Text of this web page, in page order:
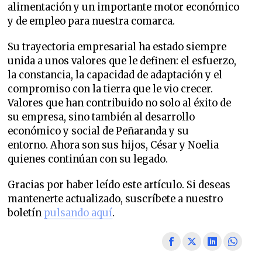
alimentación y un importante motor económico
y de empleo para nuestra comarca.
Su trayectoria empresarial ha estado siempre
unida a unos valores que le definen: el esfuerzo,
la constancia, la capacidad de adaptación y el
compromiso con la tierra que le vio crecer.
Valores que han contribuido no solo al éxito de
su empresa, sino también al desarrollo
económico y social de Peñaranda y su
entorno. Ahora son sus hijos, César y Noelia
quienes continúan con su legado.
Gracias por haber leído este artículo. Si deseas
mantenerte actualizado, suscríbete a nuestro
boletín pulsando aquí.